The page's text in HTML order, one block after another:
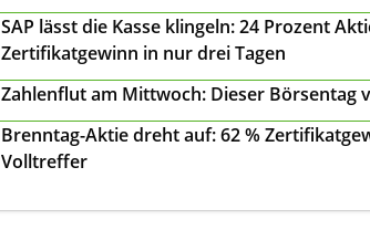
SAP lässt die Kasse klingeln: 24 Prozent
Zertifikatgewinn in nur drei Tagen
Zahlenflut am Mittwoch: Dieser Börsentag
Brenntag-Aktie dreht auf: 62 %
Volltreffer